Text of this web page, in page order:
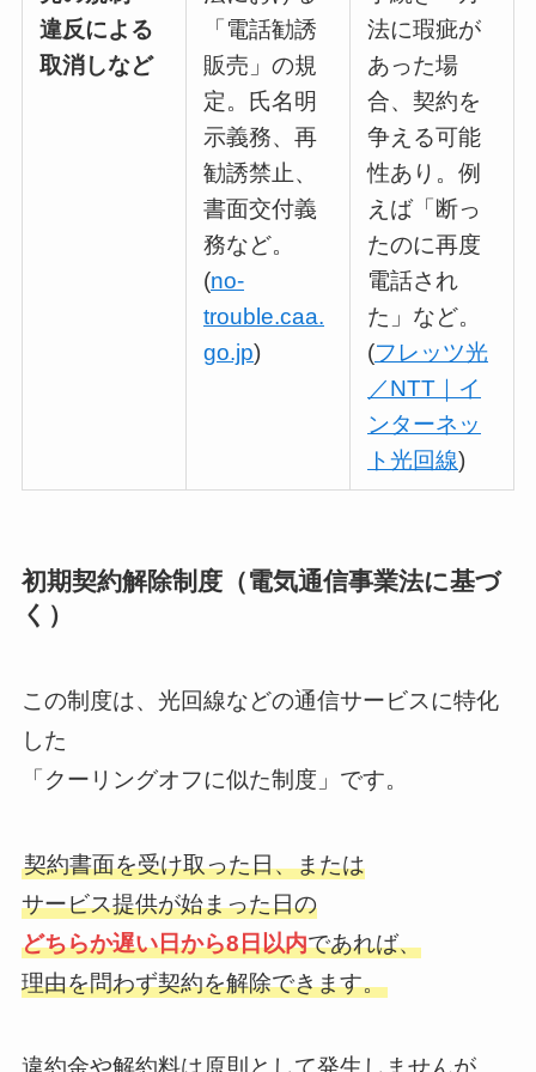
違反による
取消しなど
「電話勧誘
販売」の規
定。氏名明
示義務、再
勧誘禁止、
書面交付義
務など。
(no-
trouble.caa.
go.jp)
法に瑕疵が
あった場
合、契約を
争える可能
性あり。例
えば「断っ
たのに再度
電話され
た」など。
(フレッツ光
／NTT｜イ
ンターネッ
ト光回線)
初期契約解除制度（電気通信事業法に基づ
く）
この制度は、光回線などの通信サービスに特化
した
「クーリングオフに似た制度」です。
契約書面を受け取った日、または
サービス提供が始まった日の
どちらか遅い日から8日以内であれば、
理由を問わず契約を解除できます。
違約金や解約料は原則として発生しませんが、